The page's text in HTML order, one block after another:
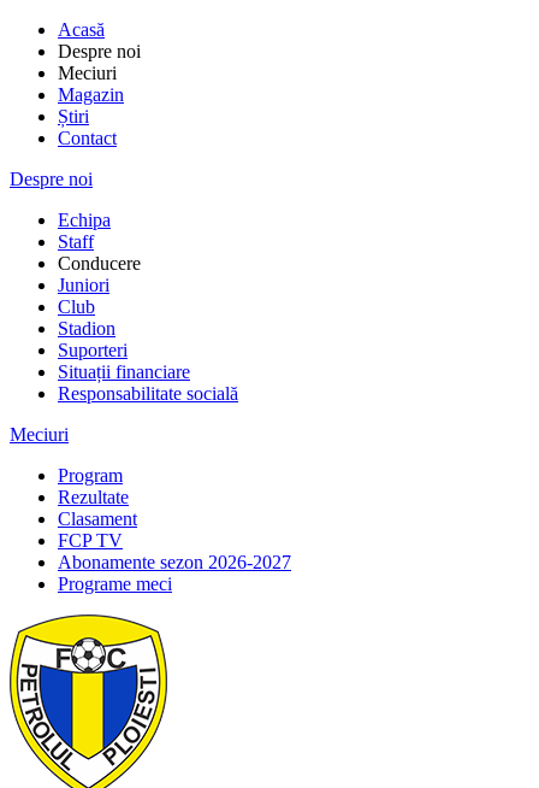
Acasă
Despre noi
Meciuri
Magazin
Știri
Contact
Despre noi
Echipa
Staff
Conducere
Juniori
Club
Stadion
Suporteri
Situații financiare
Responsabilitate socială
Meciuri
Program
Rezultate
Clasament
FCP TV
Abonamente sezon 2026-2027
Programe meci